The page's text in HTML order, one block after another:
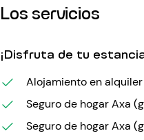
Los servicios
¡Disfruta de tu
Alojamiento en
Seguro de hogar Axa
Seguro de hogar Axa